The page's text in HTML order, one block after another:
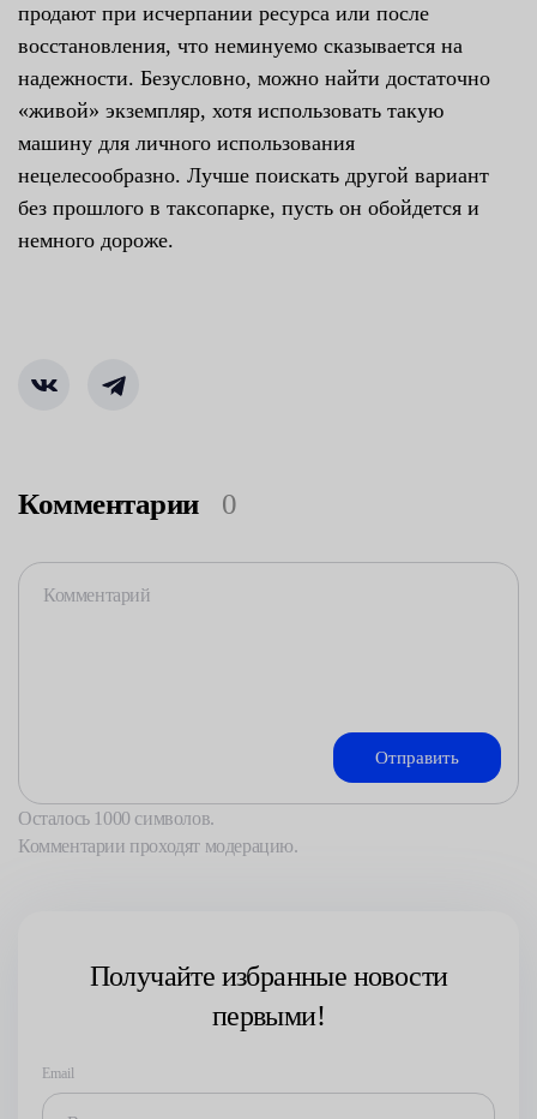
продают при исчерпании ресурса или после
восстановления, что неминуемо сказывается на
надежности. Безусловно, можно найти достаточно
«живой» экземпляр, хотя использовать такую
машину для личного использования
нецелесообразно. Лучше поискать другой вариант
без прошлого в таксопарке, пусть он обойдется и
немного дороже.
Комментарии 0
Осталось 1000 символов.
Комментарии проходят модерацию.
Получайте избранные новости
первыми!
Email